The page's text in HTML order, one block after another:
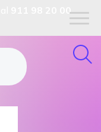
911 98 20 00